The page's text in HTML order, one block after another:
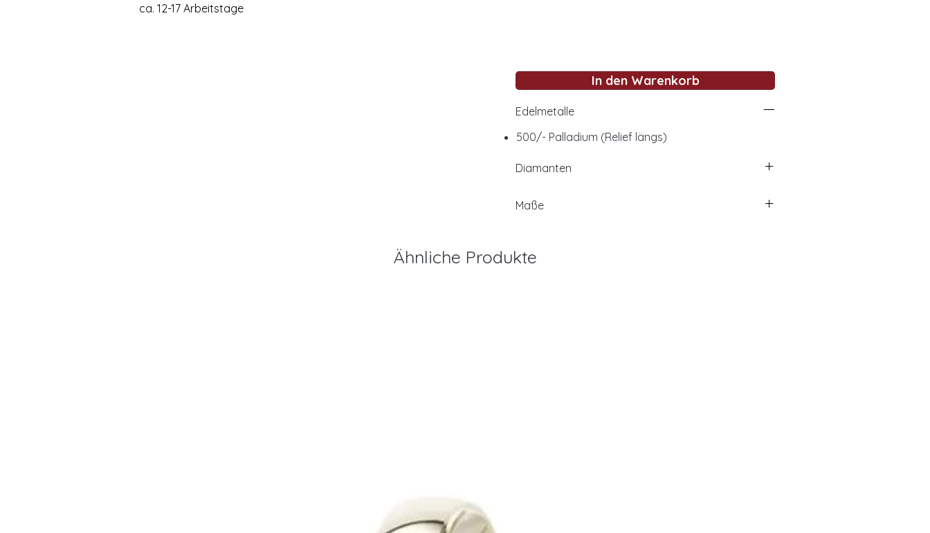
ca. 12-17 Arbeitstage
In den Warenkorb
Edelmetalle
500/- Palladium (Relief längs)
Diamanten
Maße
Ähnliche Produkte